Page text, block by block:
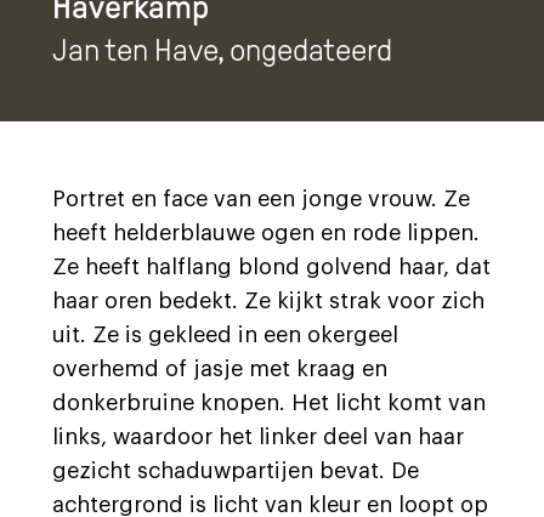
Jan ten Have, ongedateerd
Portret en face van een jonge vrouw. Ze
heeft helderblauwe ogen en rode lippen.
Ze heeft halflang blond golvend haar, dat
haar oren bedekt. Ze kijkt strak voor zich
uit. Ze is gekleed in een okergeel
overhemd of jasje met kraag en
donkerbruine knopen. Het licht komt van
links, waardoor het linker deel van haar
gezicht schaduwpartijen bevat. De
achtergrond is licht van kleur en loopt op